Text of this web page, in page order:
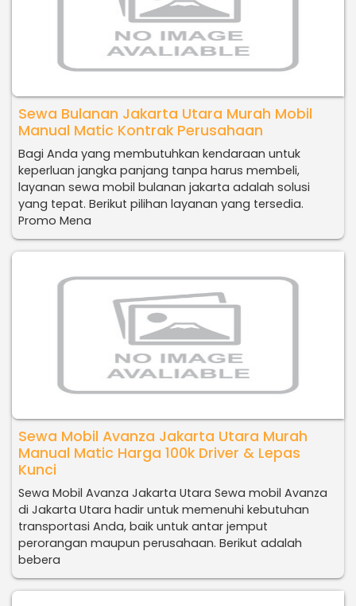
Sewa Bulanan Jakarta Utara Murah Mobil
Manual Matic Kontrak Perusahaan
Bagi Anda yang membutuhkan kendaraan untuk
keperluan jangka panjang tanpa harus membeli,
layanan sewa mobil bulanan jakarta adalah solusi
yang tepat. Berikut pilihan layanan yang tersedia.
Promo Mena
Sewa Mobil Avanza Jakarta Utara Murah
Manual Matic Harga 100k Driver & Lepas
Kunci
Sewa Mobil Avanza Jakarta Utara Sewa mobil Avanza
di Jakarta Utara hadir untuk memenuhi kebutuhan
transportasi Anda, baik untuk antar jemput
perorangan maupun perusahaan. Berikut adalah
bebera